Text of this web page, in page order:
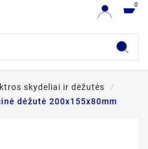
0
skydeliai ir dėžutės
dėžutė 200x155x80mm